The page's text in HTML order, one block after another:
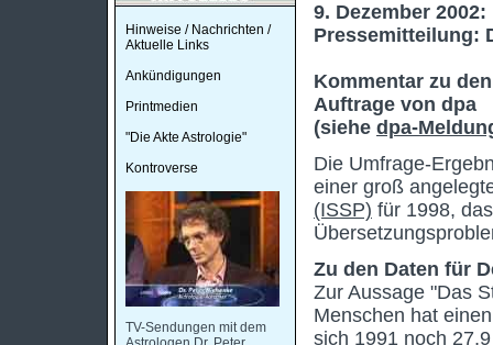
Hinweise / Nachrichten /
Aktuelle Links
Ankündigungen
Printmedien
"Die Akte Astrologie"
Kontroverse
TV-Sendungen mit dem
9. Dezember 2002:
Pressemitteilung:
Kommentar zu
Auftrage von dpa
(siehe dpa-
Die Umfrage-
einer groß
(ISSP) für 1998,
Zu den Daten für
Zur Aussage "Das
Menschen hat
sich 1991 noch